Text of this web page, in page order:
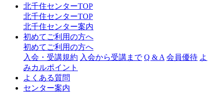
北千住センターTOP
北千住センターTOP
北千住センター案内
初めてご利用の方へ
初めてご利用の方へ
入会・受講規約 入会から受講まで Q & A 会員優待 よ
みカルポイント
よくある質問
センター案内